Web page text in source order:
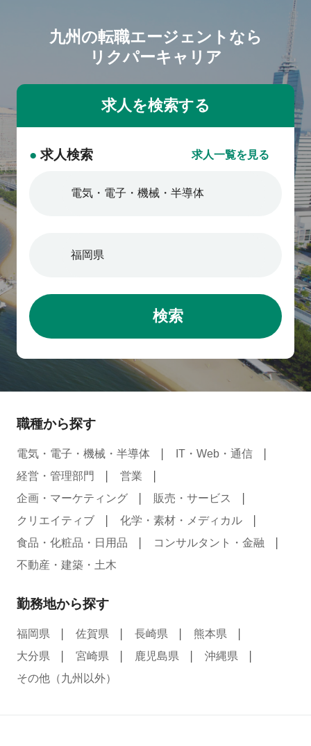
らいます。 業務はもちろん、採
用活動にも一部携われるなど普
通のエンジニアでは経験できな
しいことや幅広くチャレンジし
たい方は大歓迎です。 【オスス
上、残業月平均20時間程度 働
2024年度の平均残業時間は20.8
時間/月を実現しています。 ・リ
連続で休暇を取得できる制度
（取得率は9割） ・産休・育休
からの復帰率は100％ 男性の
育児休暇の取得実績もございま
す。 出産後の時短勤務は法定
制度より長く、お子様が中学校
九州の転職エージェントなら
リクパーキャリア
● 求人検索 求人一覧を見る
検索
職種から探す
電気・電子・機械・半導体
IT・Web・通信
経営・管理部門
営業
企画・マーケティング
販売・サービス
クリエイティブ
化学・素材・メディカル
食品・化粧品・日用品
コンサルタント・金融
不動産・建築・土木
勤務地から探す
福岡県 佐賀県 長崎県
熊本県
大分県
宮崎県 鹿児島県
沖縄県
その他（九州以外）